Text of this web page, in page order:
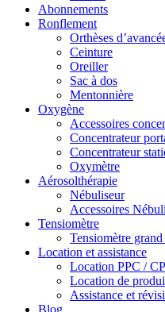
Abonnements
Ronflement
Orthèses
Ceinture
Oreiller
Sac à dos
Mentonnière
Oxygène
Accessoires
Concentrateur
Concentrateur
Oxymètre
Aérosolthérapie
Nébuliseur
Accessoires
Tensiomètre
Tensiomètre
Location et assistance
Location PPC /
Location de
Assistance et